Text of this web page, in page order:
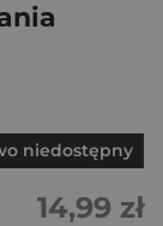
niedostępny
14,99 zł